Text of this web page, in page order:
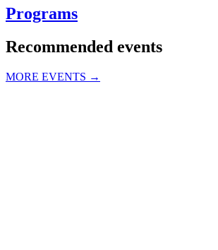
Programs
Recommended events
MORE EVENTS →